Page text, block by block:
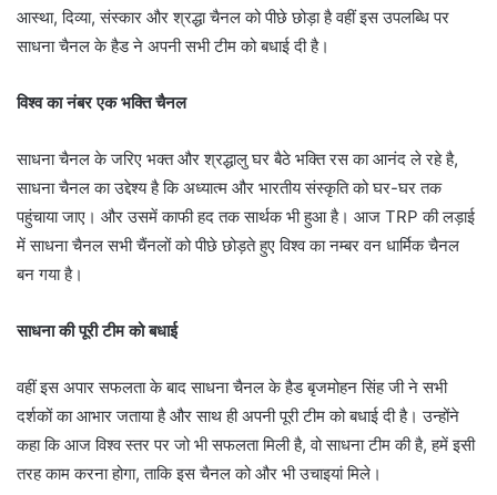
आस्था, दिव्या, संस्कार और श्रद्धा चैनल को पीछे छोड़ा है वहीं इस उपलब्धि पर
साधना चैनल के हैड ने अपनी सभी टीम को बधाई दी है।
विश्व का नंबर एक भक्ति चैनल
साधना चैनल के जरिए भक्त और श्रद्धालु घर बैठे भक्ति रस का आनंद ले रहे है,
साधना चैनल का उद्देश्य है कि अध्यात्म और भारतीय संस्कृति को घर-घर तक
पहुंचाया जाए। और उसमें काफी हद तक सार्थक भी हुआ है। आज TRP की लड़ाई
में साधना चैनल सभी चैंनलों को पीछे छोड़ते हुए विश्व का नम्बर वन धार्मिक चैनल
बन गया है।
साधना की पूरी टीम को बधाई
वहीं इस अपार सफलता के बाद साधना चैनल के हैड बृजमोहन सिंह जी ने सभी
दर्शकों का आभार जताया है और साथ ही अपनी पूरी टीम को बधाई दी है। उन्होंने
कहा कि आज विश्व स्तर पर जो भी सफलता मिली है, वो साधना टीम की है, हमें इसी
तरह काम करना होगा, ताकि इस चैनल को और भी उचाइयां मिले।